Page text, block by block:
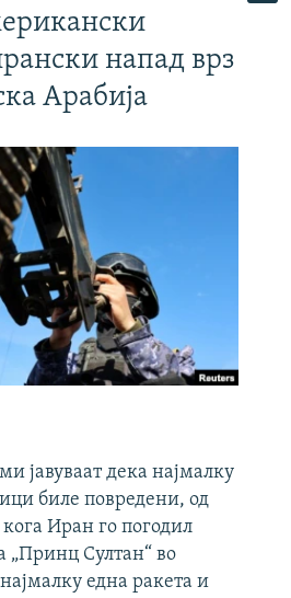
напад врз
Арабија
јавуваат дека најмалку
биле повредени, од
Иран го погодил
„Принц Султан“ во
една ракета и